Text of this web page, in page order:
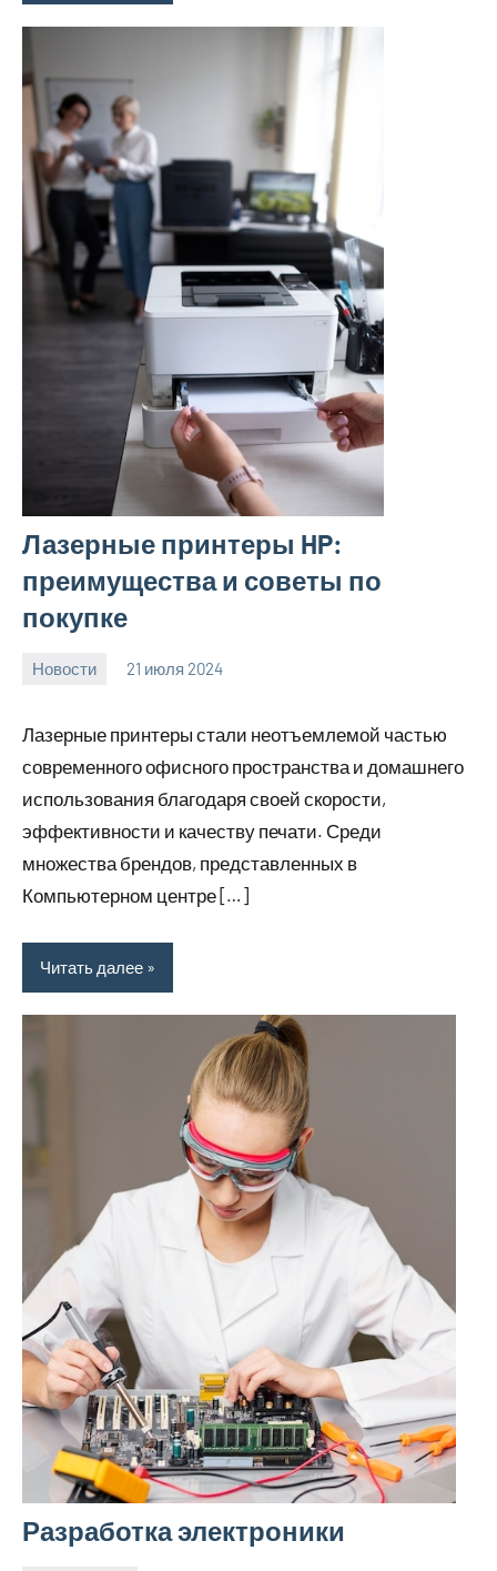
Лазерные принтеры HP:
преимущества и советы по
покупке
Новости 21 июля 2024
Лазерные принтеры стали неотъемлемой частью
современного офисного пространства и домашнего
использования благодаря своей скорости,
эффективности и качеству печати. Среди
множества брендов, представленных в
Компьютерном центре […]
Читать далее
Разработка электроники